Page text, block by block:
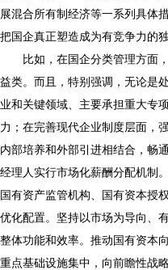
展混合所有制经济等一系列具体
把国企真正塑造成为有竞争力的
比如，在国企分类管理方面，
益类。而且，特别强调，无论是
业和关键领域、主要承担重大专
力；在完善现代企业制度层面，
内部培养和外部引进相结合，畅
经理人实行市场化薪酬分配机制
国有资产监管机构、国有资本授
优化配置。坚持以市场为导向、
整体功能和效率。推动国有资本
重点基础设施集中，向前瞻性战